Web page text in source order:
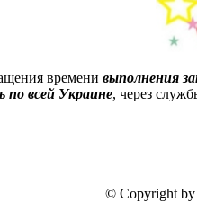
времени выполнения
по всей Украине, через
© Copyright by